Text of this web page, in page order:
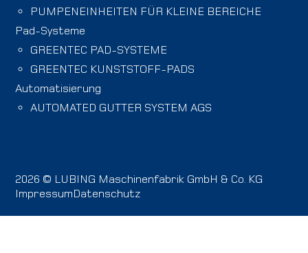
PUMPENEINHEITEN FÜR KLEINE BEREICHE
Pad-Systeme
GREENTEC PAD-SYSTEME
GREENTEC KUNSTSTOFF-PADS
Automatisierung
AUTOMATED GUTTER SYSTEM AGS
2026 © LUBING Maschinenfabrik GmbH & Co. KG
ImpressumDatenschutz